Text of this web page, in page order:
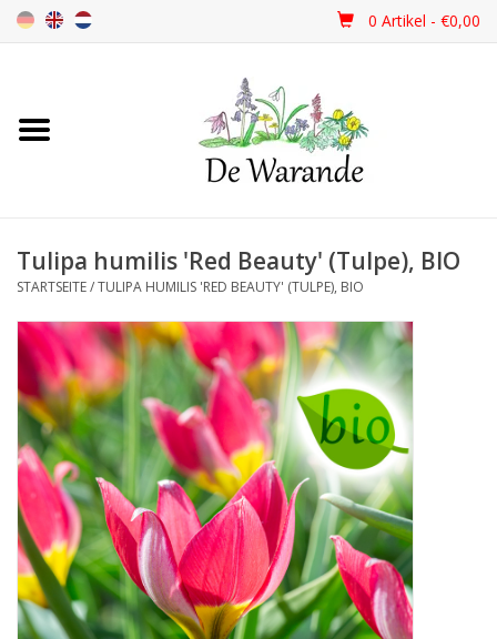
0 Artikel - €0,00
Startseite
Frühjahrsblüher
Sommerblüher
Herbstblüher
Schattenpflanzen
Angebote
Bodenverbesserung
Tulipa humilis 'Red Beauty' (Tulpe), BIO
STARTSEITE/TULIPA HUMILIS 'RED BEAUTY' (TULPE), BIO